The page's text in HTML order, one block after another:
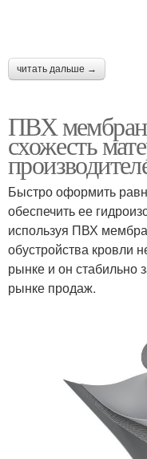
читать дальше →
ПВХ
схожесть
Быстро оформить
обеспечить ее
используя ПВХ
обустройства кровли
рынке и он стабильно
рынке продаж.